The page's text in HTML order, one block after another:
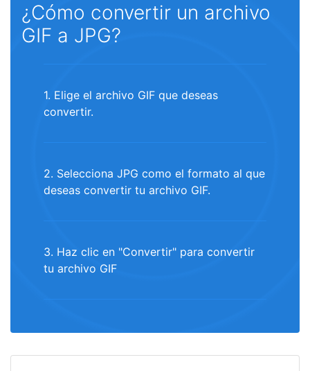
¿Cómo convertir un archivo
GIF a JPG?
1. Elige el archivo GIF que deseas
convertir.
2. Selecciona JPG como el formato al que
deseas convertir tu archivo GIF.
3. Haz clic en "Convertir" para convertir
tu archivo GIF